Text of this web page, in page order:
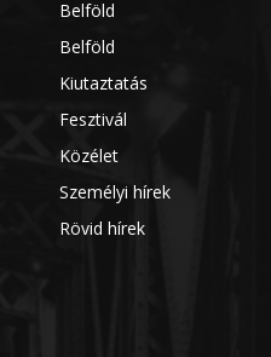
Belföld
Belföld
Kiutaztatás
Fesztivál
Közélet
Személyi hírek
Rövid hírek